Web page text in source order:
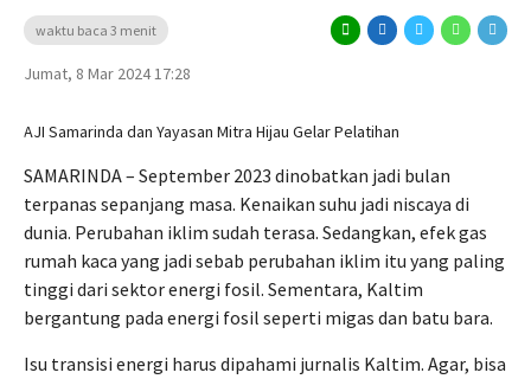
waktu baca 3 menit
Jumat, 8 Mar 2024 17:28
AJI Samarinda dan Yayasan Mitra Hijau Gelar Pelatihan
SAMARINDA – September 2023 dinobatkan jadi bulan
terpanas sepanjang masa. Kenaikan suhu jadi niscaya di
dunia. Perubahan iklim sudah terasa. Sedangkan, efek gas
rumah kaca yang jadi sebab perubahan iklim itu yang paling
tinggi dari sektor energi fosil. Sementara, Kaltim
bergantung pada energi fosil seperti migas dan batu bara.
Isu transisi energi harus dipahami jurnalis Kaltim. Agar, bisa